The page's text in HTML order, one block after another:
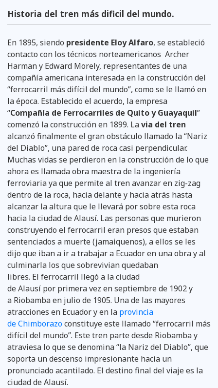
Historia del tren más dificil del mundo.
En 1895, siendo presidente Eloy Alfaro, se estableció
contacto con los técnicos norteamericanos Archer
Harman y Edward Morely, representantes de una
compañía americana interesada en la construcción del
“ferrocarril más difícil del mundo”, como se le llamó en
la época. Establecido el acuerdo, la empresa
“Compañía de Ferrocarriles de Quito y Guayaquil”
comenzó la construcción en 1899. Lavia del tren
alcanzó finalmente el gran obstáculo llamado la “Nariz
del Diablo”, una pared de roca casi perpendicular.
Muchas vidas se perdieron en la construcción de lo que
ahora es llamada obra maestra de la ingeniería
ferroviaria ya que permite al tren avanzar en zig-zag
dentro de la roca, hacia delante y hacia atrás hasta
alcanzar la altura que le llevará por sobre esta roca
hacia la ciudad de Alausí. Las personas que murieron
construyendo el ferrocarril eran presos que estaban
sentenciados a muerte (jamaiquenos), a ellos se les
dijo que iban a ir a trabajar a Ecuador en una obra y al
culminarla los que sobrevivian quedaban
libres. El ferrocarril llegó a la ciudad
de Alausí por primera vez en septiembre de 1902 y
a Riobamba en julio de 1905. Una de las mayores
atracciones en Ecuador y en la provincia
de Chimborazoconstituye este llamado “ferrocarril más
difícil del mundo”. Este tren parte desde Riobamba y
atraviesa lo que se denomina “la Nariz del Diablo”, que
soporta un descenso impresionante hacia un
pronunciado acantilado. El destino final del viaje es la
ciudad de Alausí.